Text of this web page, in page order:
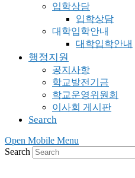
입학상담
입학상담
대학입학안내
대학입학안내
행정지원
공지사항
학교발전기금
학교운영위원회
이사회 게시판
Search
Open Mobile Menu
Search